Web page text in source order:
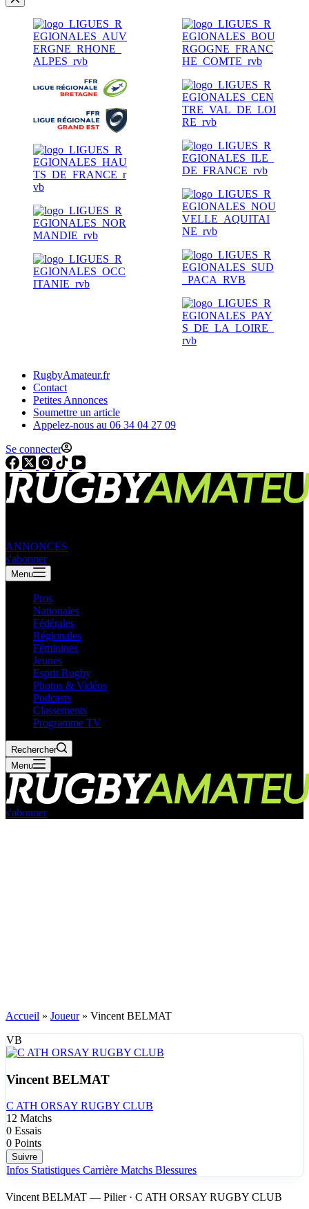
RugbyAmateur.fr
Contact
Petites Annonces
Soumettre un article
Appelez-nous au 06 34 04 27 09
Se connecter
ANNONCES
s'abonner
Menu
Pros
Nationales
Fédérales
Régionales
Féminines
Jeunes
Esprit Rugby
Photos & Vidéos
Podcasts
Classements
Programme TV
Rechercher
Menu
s'abonner
Accueil » Joueur» Vincent BELMAT
VB
Vincent BELMAT
C ATH ORSAY RUGBY CLUB
12 Matchs
0 Essais
0 Points
Suivre
Infos Statistiques Carrière Matchs Blessures
Vincent BELMAT — Pilier · C ATH ORSAY RUGBY CLUB